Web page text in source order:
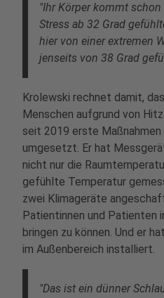
"Ihr Körper kommt
Stress ab 32 Grad
hier von einer extremen
jenseits von 38 Grad
Krolewski rechnet damit,
Menschen aufgrund von
seit 2019 erste Maßnahmen
umgesetzt. Er hat
nicht nur die
gefühlte Temperatur
zwei Klimageräte
Patientinnen und Patienten
bringen zu können. Und er
im Außenbereich installiert.
"Das ist ein dünner